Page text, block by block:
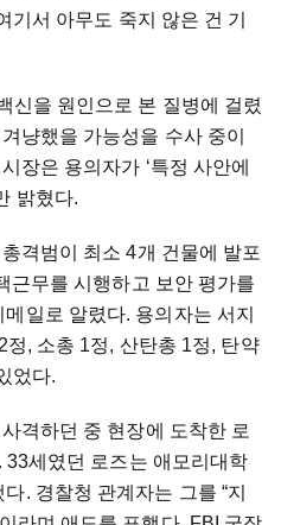
기서 아무도 죽지 않은 건 기
신을 원인으로 본 질병에 걸렸
냥했을 가능성을 수사 중이
장은 용의자가 ‘특정 사안에
밝혔다.
격범이 최소 4개 건물에 발포
근무를 시행하고 보안 평가를
일로 알렸다. 용의자는 서지
, 소총 1정, 산탄총 1정, 탄약
었다.
격하던 중 현장에 도착한 로
33세였던 로즈는 애모리대학
. 경찰청 관계자는 그를 “지